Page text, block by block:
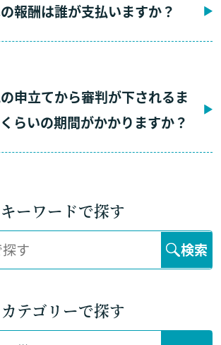
報酬は誰が支払いますか？
申立てから審判が下されるま
らいの期間がかかりますか？
キーワードで探す
検索
カテゴリーで探す